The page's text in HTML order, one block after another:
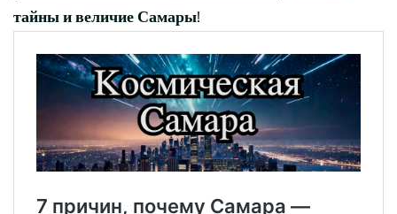
тайны и величие Самары!